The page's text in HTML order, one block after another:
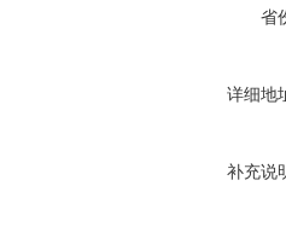
省
详细地
补充说